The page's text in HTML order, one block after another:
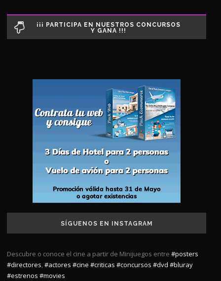
¡¡¡ PARTICIPA EN NUESTROS CONCURSOS
Y GANA !!!
SÍGUENOS EN INSTAGRAM
Descubre o conoce el cine a partir de Minijuegos entre #posters
#directores,#actores #cine #criticas #concursos #dvd #bluray
#estrenos #movies